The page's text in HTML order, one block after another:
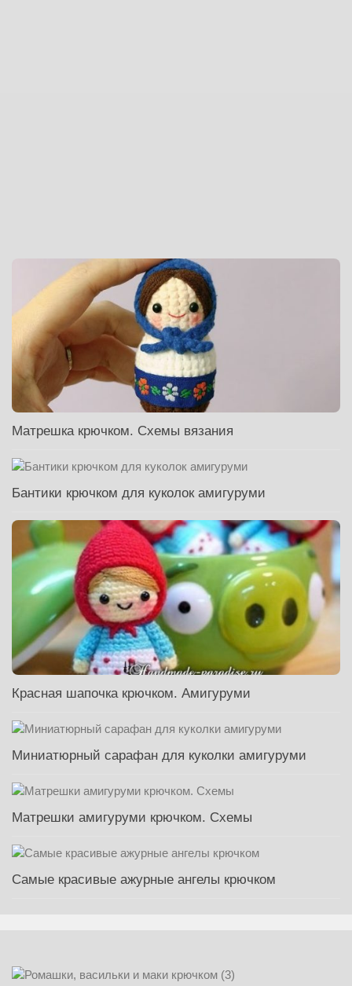
Матрешка крючком. Схемы вязания
Бантики крючком для куколок амигуруми
Красная шапочка крючком. Амигуруми
Миниатюрный сарафан для куколки амигуруми
Матрешки амигуруми крючком. Схемы
Самые красивые ажурные ангелы крючком